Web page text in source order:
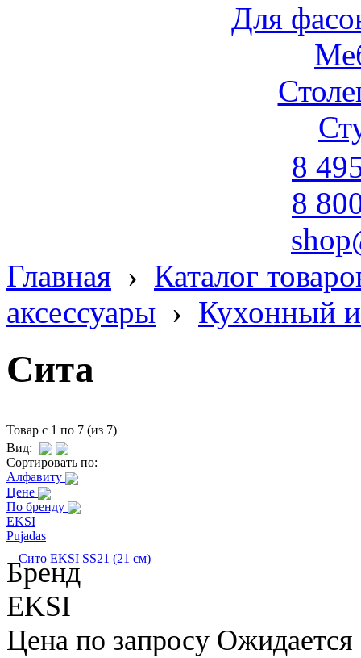
Для
8
8
Главная › Каталог
аксессуары › Кухонный
Сита
Товар с 1 по 7 (из 7)
Вид:
Сортировать по:
Алфавиту
Цене
По бренду
EKSI
Pujadas
Сито EKSI SS21 (21 см)
Бренд
EKSI
Цена по запросу Ожидается